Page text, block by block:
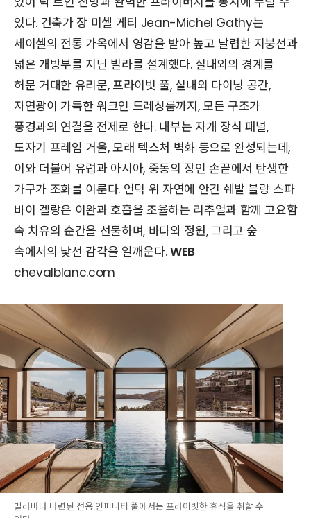
있다. 건축가 장 미셸 게티 Jean-Michel Gathy는
세이셸의 전통 가옥에서 영감을 받아 높고 날렵한 지붕선과
넓은 개방부를 지닌 빌라를 설계했다. 실내외의 경계를
허문 거대한 유리문, 프라이빗 풀, 실내외 다이닝 공간,
자연광이 가득한 워크인 드레싱룸까지, 모든 구조가
풍경과의 연결을 전제로 한다. 내부는 자개 장식 패널,
도자기 프레임 거울, 모래 텍스처 벽화 등으로 완성되는데,
이와 더불어 유럽과 아시아, 중동의 장인 손끝에서 탄생한
가구가 조화를 이룬다. 언덕 위 자연에 안긴 쉐발 블랑 스파
바이 겔랑은 이완과 호흡을 조율하는 리추얼과 함께 고요함
속 치유의 순간을 선물하며, 바다와 정원, 그리고 숲
속에서의 낯선 감각을 일깨운다.WEB
chevalblanc.com
빌라마다 마련된 전용 인피니티 풀에서는 프라이빗한 휴식을 취할 수